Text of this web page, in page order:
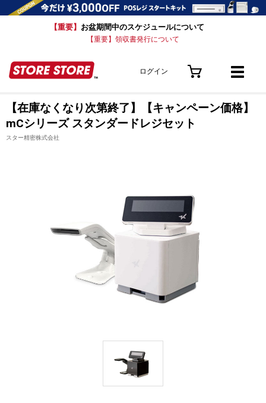
【重要】 お盆期間中のスケジュールについて
【重要】領収書発行について
ログイン
【在庫なくなり次第終了】【キャンペーン価格】
mCシリーズ スタンダードレジセット
スター精密株式会社